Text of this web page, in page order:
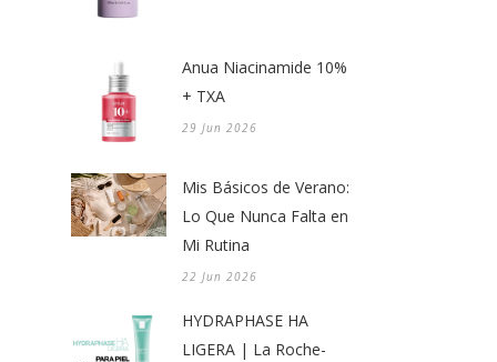
Anua Niacinamide 10%
+ TXA
29 Jun 2026
Mis Básicos de Verano:
Lo Que Nunca Falta en
Mi Rutina
22 Jun 2026
HYDRAPHASE HA
LIGERA | La Roche-